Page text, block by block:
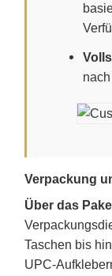
Verpackung
Über das
Taschen bis
UPC-